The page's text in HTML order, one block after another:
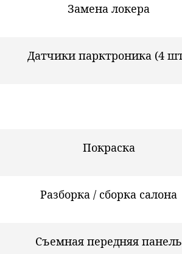
Замена локера
Датчики парктроника (4
Покраска
Разборка / сборка салона
Съемная передняя панель